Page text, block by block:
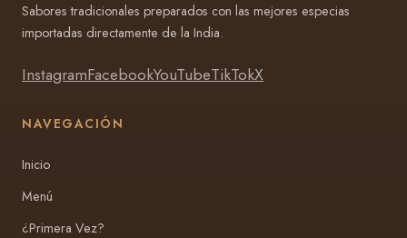
Sabores tradicionales preparados con las mejores especias
importadas directamente de la India.
InstagramFacebookYouTubeTikTokX
NAVEGACIÓN
Inicio
Menú
¿Primera Vez?